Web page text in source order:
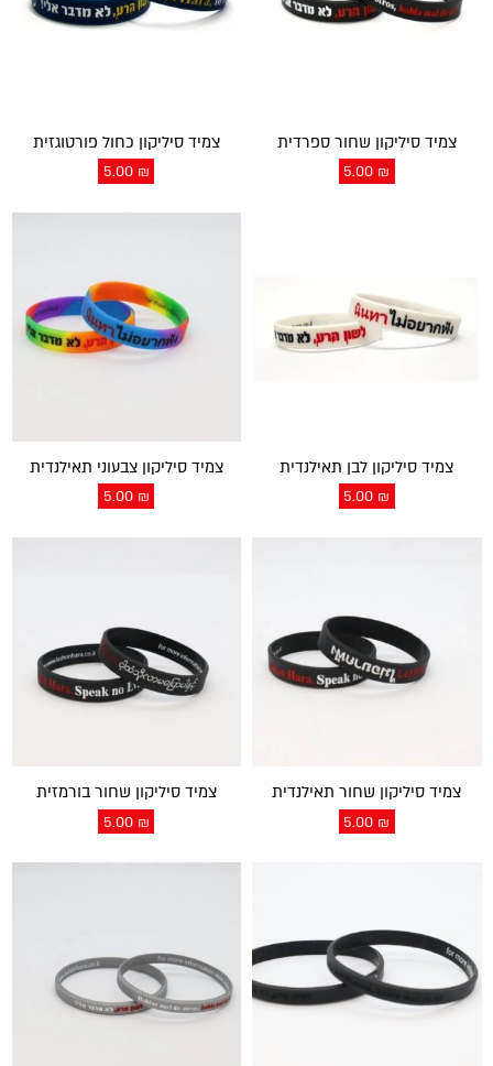
צמיד סיליקון שחור ספרדית
5.00 ₪
צמיד סיליקון כחול פורטוגזית
5.00 ₪
צמיד סיליקון לבן תאילנדית
5.00 ₪
צמיד סיליקון צבעוני תאילנדית
5.00 ₪
צמיד סיליקון שחור תאילנדית
5.00 ₪
צמיד סיליקון שחור בורמזית
5.00 ₪